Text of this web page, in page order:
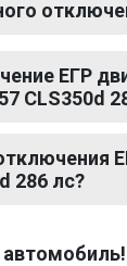
ЕГР
CLS350d
286 лс?
автомобиль!